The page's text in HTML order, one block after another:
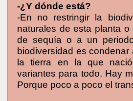
-¿Y dónde está?
-En no restringir la
naturales de esta planta
de sequía o a un
biodiversidad es
la tierra en la que
variantes para todo. Hay
Porque poco a poco el